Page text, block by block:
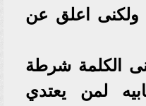
ولكنى اعلق عن
الكلمة شرطة
لمن يعتدي